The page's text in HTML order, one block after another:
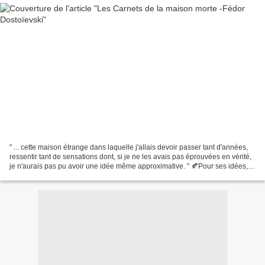
" ... cette maison étrange dans laquelle j'allais devoir passer tant d'années,
ressentir tant de sensations dont, si je ne les avais pas éprouvées en vérité,
je n'aurais pas pu avoir une idée même approximative. " 🍂Pour ses idées,